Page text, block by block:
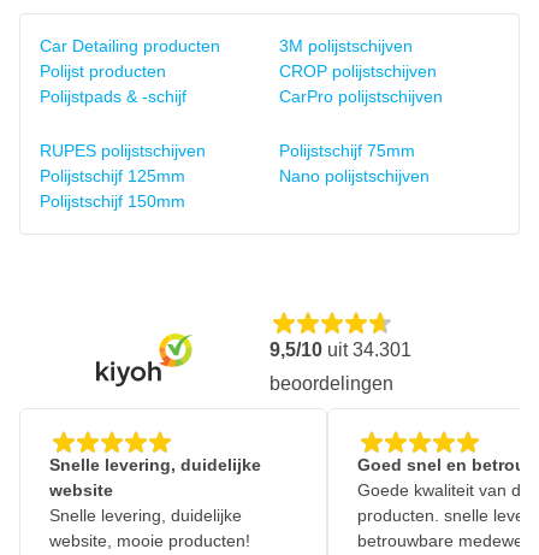
Car Detailing producten
Polijst producten
Polijstpads & -schijf
3M polijstschijven
CROP polijstschijven
CarPro polijstschijven
RUPES polijstschijven
Polijstschijf 125mm
Polijstschijf 150mm
Polijstschijf 75mm
Nano polijstschijven
9,5/10 uit34.301
beoordelingen
Snelle levering, duidelijke
website
Snelle levering, duidelijke
website, mooie producten!
Goed snel en
Goede kwaliteit van de
producten. snelle
betrouwbare